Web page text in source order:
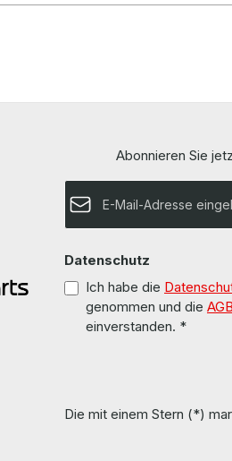
Abonnieren Sie
E-Mail-Adresse*
Datenschutz
Ich habe die
genommen und die AGB
einverstanden. *
Die mit einem Stern (*)